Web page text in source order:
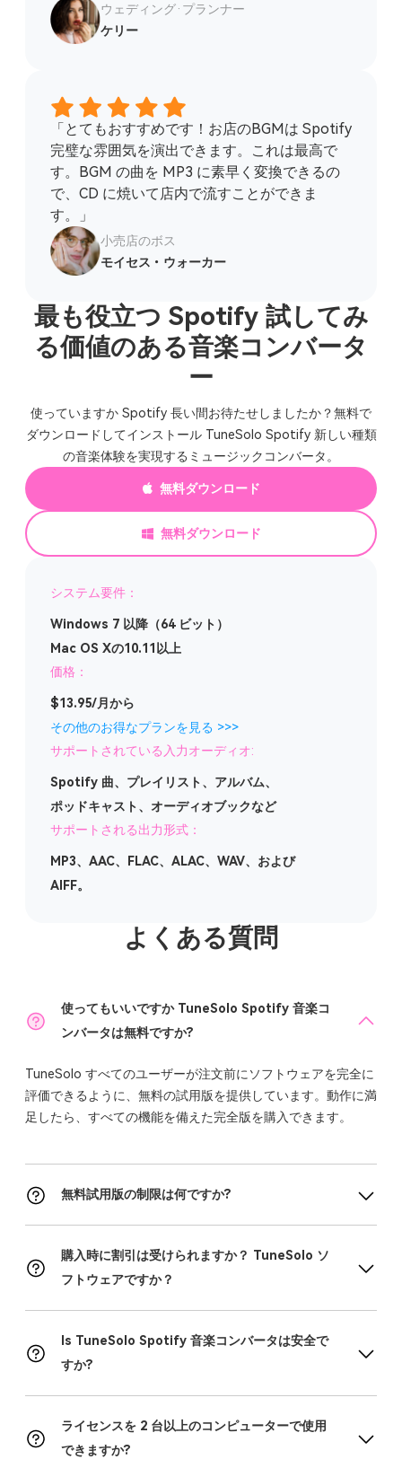
ウェディング·プランナー
ケリー
「とてもおすすめです！お店のBGMは Spotify
完璧な雰囲気を演出できます。これは最高で
す。BGM の曲を MP3 に素早く変換できるの
で、CD に焼いて店内で流すことができま
す。」
小売店のボス
モイセス・ウォーカー
最も役立つ Spotify 試してみ
る価値のある音楽コンバータ
ー
使っていますか Spotify 長い間お待たせしましたか？無料で
ダウンロードしてインストール TuneSolo Spotify 新しい種類
の音楽体験を実現するミュージックコンバータ。
無料ダウンロード
無料ダウンロード
システム要件：
Windows 7 以降（64 ビット）
Mac OS Xの10.11以上
価格：
$13.95/月から
その他のお得なプランを見る >>>
サポートされている入力オーディオ:
Spotify 曲、プレイリスト、アルバム、
ポッドキャスト、オーディオブックなど
サポートされる出力形式：
MP3、AAC、FLAC、ALAC、WAV、および
AIFF。
よくある質問
使ってもいいですか TuneSolo Spotify 音楽コ
ンバータは無料ですか?
TuneSolo すべてのユーザーが注文前にソフトウェアを完全に
評価できるように、無料の試用版を提供しています。動作に満
足したら、すべての機能を備えた完全版を購入できます。
無料試用版の制限は何ですか?
購入時に割引は受けられますか？ TuneSolo ソ
フトウェアですか？
Is TuneSolo Spotify 音楽コンバータは安全で
すか?
ライセンスを 2 台以上のコンピューターで使用
できますか?